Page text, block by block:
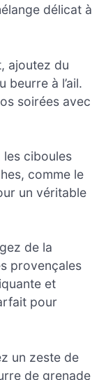
délicat à
ajoutez du
beurre à l’ail.
soirées avec
les ciboules
comme le
un véritable
de la
provençales
et
pour
un zeste de
de grenade